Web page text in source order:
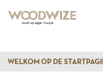
WELKOM OP DE